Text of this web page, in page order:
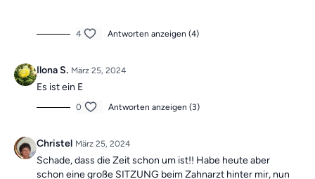
4 Antworten anzeigen (4)
Ilona S. März 25, 2024
Es ist ein E
0 Antworten anzeigen (3)
Christel März 25, 2024
Schade, dass die Zeit schon um ist!! Habe heute aber
schon eine große SITZUNG beim Zahnarzt hinter mir, nun